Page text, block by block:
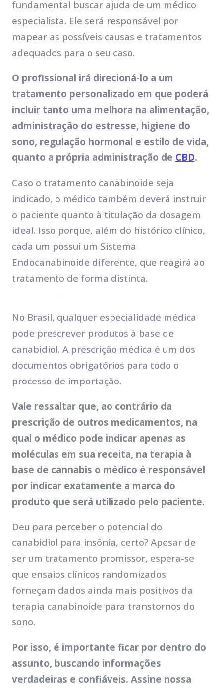
fundamental buscar ajuda de um médico
especialista. Ele será responsável por
mapear as possíveis causas e tratamentos
adequados para o seu caso.
O profissional irá direcioná-lo a um
tratamento personalizado em que poderá
incluir tanto uma melhora na alimentação,
administração do estresse, higiene do
sono, regulação hormonal e estilo de vida,
quanto a própria administração de CBD.
Caso o tratamento canabinoide seja
indicado, o médico também deverá instruir
o paciente quanto à titulação da dosagem
ideal. Isso porque, além do histórico clínico,
cada um possui um Sistema
Endocanabinoide diferente, que reagirá ao
tratamento de forma distinta.
No Brasil, qualquer especialidade médica
pode prescrever produtos à base de
canabidiol. A prescrição médica é um dos
documentos obrigatórios para todo o
processo de importação.
Vale ressaltar que, ao contrário da
prescrição de outros medicamentos, na
qual o médico pode indicar apenas as
moléculas em sua receita, na terapia à
base de cannabis o médico é responsável
por indicar exatamente a marca do
produto que será utilizado pelo paciente.
Deu para perceber o potencial do
canabidiol para insônia, certo? Apesar de
ser um tratamento promissor, espera-se
que ensaios clínicos randomizados
forneçam dados ainda mais positivos da
terapia canabinoide para transtornos do
sono.
Por isso, é importante ficar por dentro do
assunto, buscando informações
verdadeiras e confiáveis. Assine nossa